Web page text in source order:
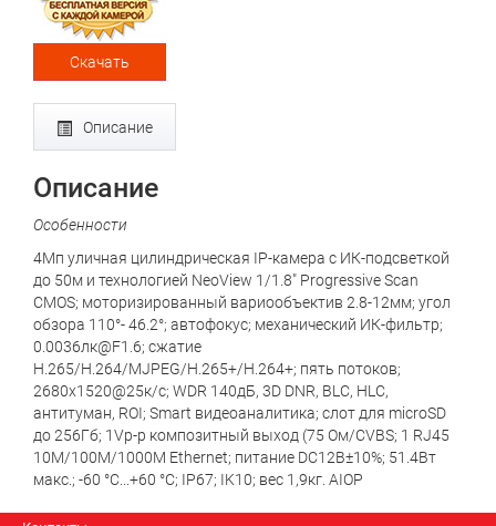
Скачать
Описание
Описание
Особенности
4Мп уличная цилиндрическая IP-камера с ИК-подсветкой
до 50м и технологией NeoView 1/1.8" Progressive Scan
CMOS; моторизированный вариообъектив 2.8-12мм; угол
обзора 110°- 46.2°; автофокус; механический ИК-фильтр;
0.0036лк@F1.6; сжатие
H.265/H.264/MJPEG/H.265+/H.264+; пять потоков;
2680x1520@25к/с; WDR 140дБ, 3D DNR, BLC, HLC,
антитуман, ROI; Smart видеоаналитика; слот для microSD
до 256Гб; 1Vp-p композитный выход (75 Ом/CVBS; 1 RJ45
10M/100M/1000M Ethernet; питание DC12В±10%; 51.4Вт
макс.; -60 °C...+60 °C; IP67; IK10; вес 1,9кг. AIOP